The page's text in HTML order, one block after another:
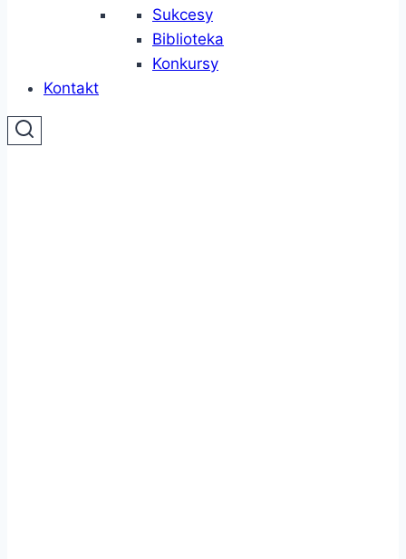
Sukcesy
Biblioteka
Konkursy
Kontakt